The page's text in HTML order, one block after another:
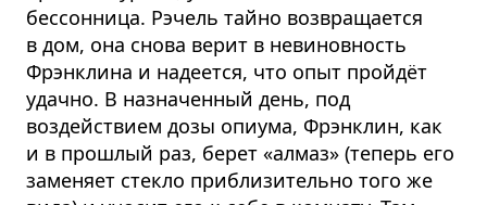
бессонница. Рэчель тайно возвращается
в дом, она снова верит в невиновность
Фрэнклина и надеется, что опыт пройдёт
удачно. В назначенный день, под
воздействием дозы опиума, Фрэнклин, как
и в прошлый раз, берет «алмаз» (теперь его
заменяет стекло приблизительно того же